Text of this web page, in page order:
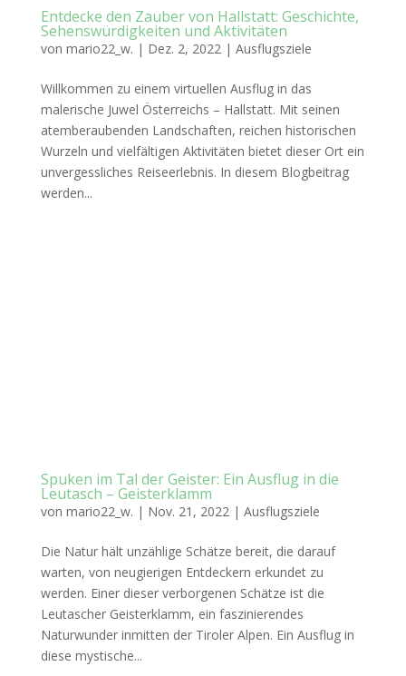
Entdecke den Zauber von Hallstatt: Geschichte,
Sehenswürdigkeiten und Aktivitäten
von mario22_w. | Dez. 2, 2022| Ausflugsziele
Willkommen zu einem virtuellen Ausflug in das
malerische Juwel Österreichs – Hallstatt. Mit seinen
atemberaubenden Landschaften, reichen historischen
Wurzeln und vielfältigen Aktivitäten bietet dieser Ort ein
unvergessliches Reiseerlebnis. In diesem Blogbeitrag
werden...
Spuken im Tal der Geister: Ein Ausflug in die
Leutasch – Geisterklamm
von mario22_w. | Nov. 21, 2022| Ausflugsziele
Die Natur hält unzählige Schätze bereit, die darauf
warten, von neugierigen Entdeckern erkundet zu
werden. Einer dieser verborgenen Schätze ist die
Leutascher Geisterklamm, ein faszinierendes
Naturwunder inmitten der Tiroler Alpen. Ein Ausflug in
diese mystische...